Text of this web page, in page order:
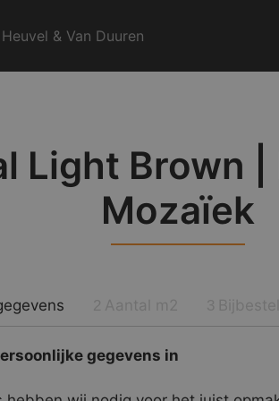
& Van Duuren
Light Brown
Mozaïek
gegevens in